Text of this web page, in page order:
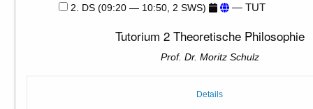
2. DS (09:20 — 10:50, 2 SWS) — TUT
Tutorium 2 Theoretische Philosophie
Prof. Dr. Moritz Schulz
Details